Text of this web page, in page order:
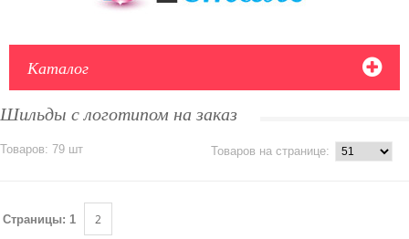
Каталог
Шильды с логотипом на заказ
Товаров: 79 шт Товаров на странице:
Страницы: 1 2